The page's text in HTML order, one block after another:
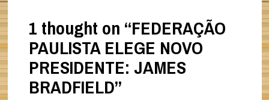
1 thought on “FEDERAÇÃO
PAULISTA ELEGE NOVO
PRESIDENTE: JAMES
BRADFIELD”